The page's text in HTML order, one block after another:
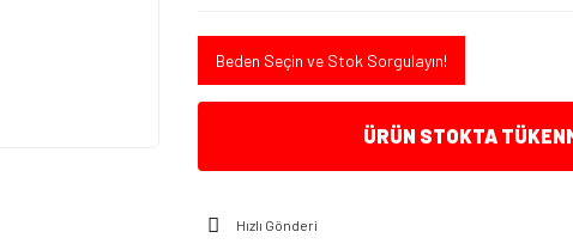
Beden Seçin ve Stok Sorgulayın!
ÜRÜN STOKTA
Hızlı Gönderi